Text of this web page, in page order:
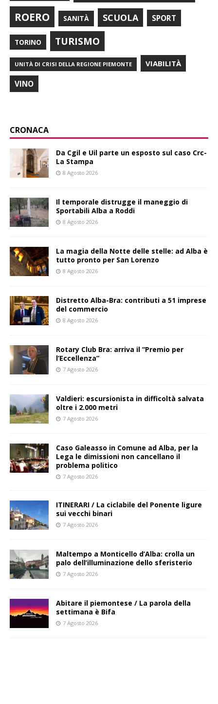
ROERO SANITÀ SCUOLA SPORT
TORINO TURISMO
UNITÀ DI CRISI DELLA REGIONE PIEMONTE VIABILITÀ
VINO
CRONACA
Da Cgil e Uil parte un esposto sul caso Crc-
La Stampa
8 Agosto 2026
Il temporale distrugge il maneggio di
Sportabili Alba a Roddi
8 Agosto 2026
La magia della Notte delle stelle: ad Alba è
tutto pronto per San Lorenzo
8 Agosto 2026
Distretto Alba-Bra: contributi a 51 imprese
del commercio
8 Agosto 2026
Rotary Club Bra: arriva il “Premio per
l’Eccellenza”
7 Agosto 2026
Valdieri: escursionista in difficoltà salvata
oltre i 2.000 metri
7 Agosto 2026
Caso Galeasso in Comune ad Alba, per la
Lega le dimissioni non cancellano il
problema politico
7 Agosto 2026
ITINERARI / La ciclabile del Ponente ligure
sui vecchi binari
7 Agosto 2026
Maltempo a Monticello d’Alba: crolla un
palo dell’illuminazione dello sferisterio
7 Agosto 2026
Abitare il piemontese / La parola della
settimana è Bifa
7 Agosto 2026